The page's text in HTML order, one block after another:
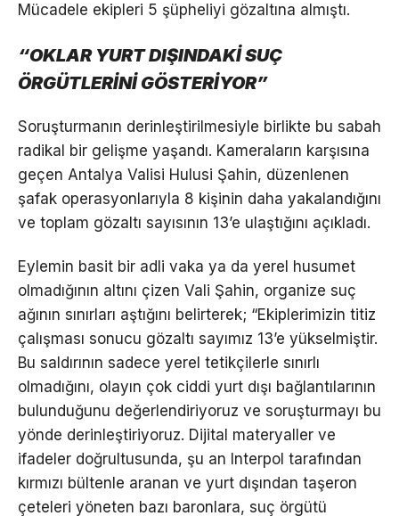
Mücadele ekipleri 5 şüpheliyi gözaltına almıştı.
“OKLAR YURT DIŞINDAKİ SUÇ
ÖRGÜTLERİNİ GÖSTERİYOR”
Soruşturmanın derinleştirilmesiyle birlikte bu sabah
radikal bir gelişme yaşandı. Kameraların karşısına
geçen Antalya Valisi Hulusi Şahin, düzenlenen
şafak operasyonlarıyla 8 kişinin daha yakalandığını
ve toplam gözaltı sayısının 13’e ulaştığını açıkladı.
Eylemin basit bir adli vaka ya da yerel husumet
olmadığının altını çizen Vali Şahin, organize suç
ağının sınırları aştığını belirterek; “Ekiplerimizin titiz
çalışması sonucu gözaltı sayımız 13’e yükselmiştir.
Bu saldırının sadece yerel tetikçilerle sınırlı
olmadığını, olayın çok ciddi yurt dışı bağlantılarının
bulunduğunu değerlendiriyoruz ve soruşturmayı bu
yönde derinleştiriyoruz. Dijital materyaller ve
ifadeler doğrultusunda, şu an Interpol tarafından
kırmızı bültenle aranan ve yurt dışından taşeron
çeteleri yöneten bazı baronlara, suç örgütü